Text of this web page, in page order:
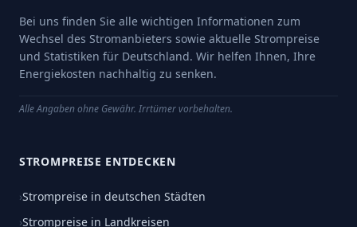
Bei uns finden Sie alle wichtigen Informationen zum
Wechsel des Stromanbieters sowie aktuelle Strompreise
und Statistiken für Deutschland. Wir helfen Ihnen, Ihre
Energiekosten nachhaltig zu senken.
Alle Angaben ohne Gewähr. Irrtümer vorbehalten.
STROMPREISE ENTDECKEN
›Strompreise in deutschen Städten
›Strompreise in Landkreisen